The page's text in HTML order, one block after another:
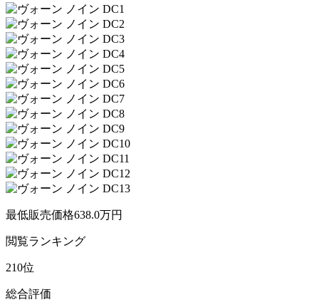
最低販売価格638.0万円
閲覧ランキング
210位
総合評価